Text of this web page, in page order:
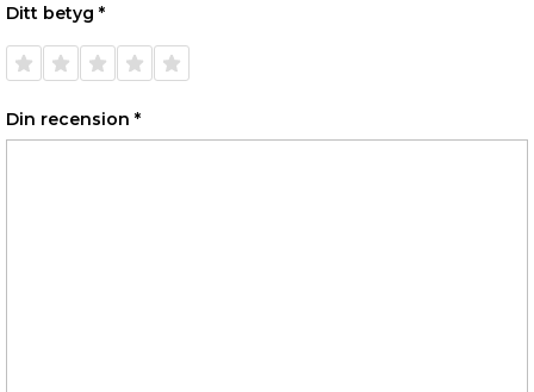
Ditt betyg *
1 av 5
stjärnor
2 av 5
stjärnor
3 av 5
stjärnor
4 av 5
stjärnor
5 av 5
stjärnor
Din recension *